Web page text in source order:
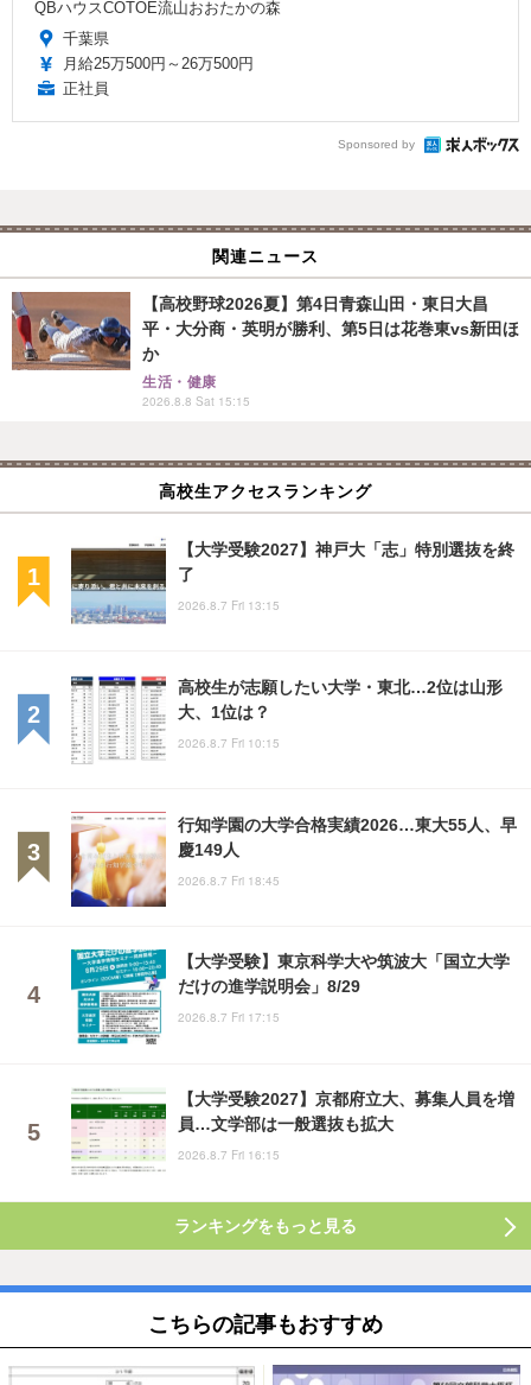
QBハウスCOTOE流山おおたかの森
千葉県
月給25万500円～26万500円
正社員
Sponsored by
関連ニュース
【高校野球2026夏】第4日青森山田・東日大昌
平・大分商・英明が勝利、第5日は花巻東vs新田ほ
か
生活・健康
2026.8.8 Sat 15:15
高校生アクセスランキング
【大学受験2027】神戸大「志」特別選抜を終
了
2026.8.7 Fri 13:15
高校生が志願したい大学・東北…2位は山形
大、1位は？
2026.8.7 Fri 10:15
行知学園の大学合格実績2026…東大55人、早
慶149人
2026.8.7 Fri 18:45
【大学受験】東京科学大や筑波大「国立大学
だけの進学説明会」8/29
2026.8.7 Fri 17:15
【大学受験2027】京都府立大、募集人員を増
員…文学部は一般選抜も拡大
2026.8.7 Fri 16:15
ランキングをもっと見る
こちらの記事もおすすめ